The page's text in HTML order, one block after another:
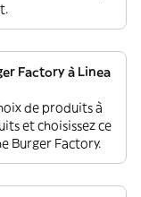
Factory à Linea
de produits à
et choisissez ce
Burger Factory.